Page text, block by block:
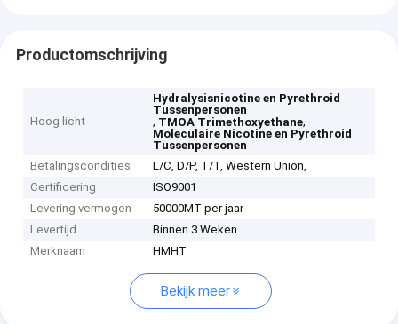
Productomschrijving
Hoog licht
Hydralysisnicotine en Pyrethroid
Tussenpersonen
, TMOA Trimethoxyethane,
Moleculaire Nicotine en Pyrethroid
Tussenpersonen
Betalingscondities
L/C, D/P, T/T, Western Union,
Certificering
ISO9001
Levering vermogen
50000MT per jaar
Levertijd
Binnen 3 Weken
Merknaam
HMHT
Bekijk meer